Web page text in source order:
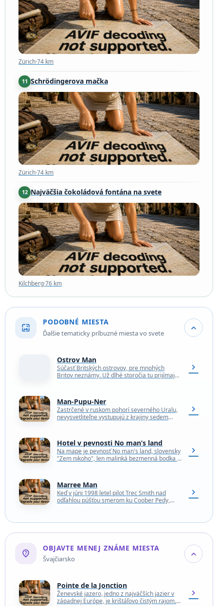
Zürich·74 km
11 Schrödingerova mačka
Zürich·74 km
Zürich·74 km
12 Najväčšia čokoládová fontána na svete
Kilchberg·76 km
Kilchberg·76 km
wallpaper
PODOBNÉ MIESTA
Ďalšie tematicky príbuzné miesta vo svete expand_more
Ostrov Man
Súčasť Britských ostrovov, pre mnohých
Britov neznámy. Už dlhé storočia tu prijímajú
chevron_right
Man-Pupu-Ner
Zastrčené v ruskom pohorí severného Uralu,
nevysvetliteľne vystupujú z krajiny sedem
chevron_right
Hotel v pevnosti No man’s land
Na mape je pevnosť No man's land, slovensky
"Zem nikoho", len malinká bezmenná bodka v
chevron_right
Marree Man
Keď v júni 1998 letel pilot Trec Smith nad
odľahlou púšťou smerom ku Coober Pedy,
chevron_right
not_listed_location
OBJAVTE MENEJ ZNÁME MIESTA
Švajčiarsko expand_more
Pointe de la Jonction
Ženevské jazero, jedno z najväčších jazier v
západnej Európe, je krištáľovo čistým rajom.
chevron_right